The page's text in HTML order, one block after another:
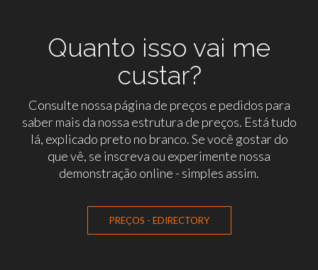
Quanto isso vai me
custar?
Consulte nossa página de preços e pedidos para
saber mais da nossa estrutura de preços. Está tudo
lá, explicado preto no branco. Se você gostar do
que vê, se inscreva ou experimente nossa
demonstração online - simples assim.
PREÇOS - EDIRECTORY